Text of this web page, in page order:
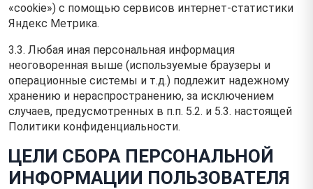
«cookie») с помощью сервисов интернет-статистики
Яндекс Метрика.
3.3. Любая иная персональная информация
неоговоренная выше (используемые браузеры и
операционные системы и т.д.) подлежит надежному
хранению и нераспространению, за исключением
случаев, предусмотренных в п.п. 5.2. и 5.3. настоящей
Политики конфиденциальности.
ЦЕЛИ СБОРА ПЕРСОНАЛЬНОЙ
ИНФОРМАЦИИ ПОЛЬЗОВАТЕЛЯ